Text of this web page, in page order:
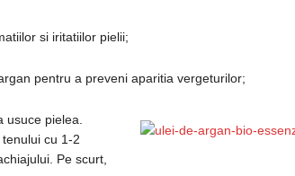
si iritatiilor pielii;
pentru a preveni aparitia vergeturilor;
pielea.
cu 1-2
Pe scurt,